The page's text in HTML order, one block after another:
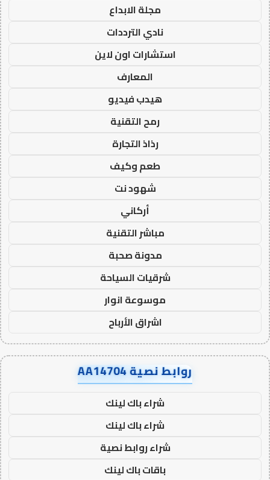
مجلة الابداع
نادي الترددات
استشارات اون لاين
المعارف
هيدب فيديو
رمح التقنية
رذاذ التجارة
طعم وكيف
شهود نت
أركاني
مباشر التقنية
مدونة صحبة
شرقيات السياحة
موسوعة انوار
اشراق الأرباح
روابط نصية AA14704
شراء باك لينك
شراء باك لينك
شراء روابط نصية
باقات باك لينك